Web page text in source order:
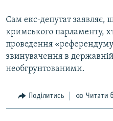
Сам екс-депутат заявляє,
кримського парламенту,
проведення
звинувачення в державній
необгрунтованими.
Поділитись Читати